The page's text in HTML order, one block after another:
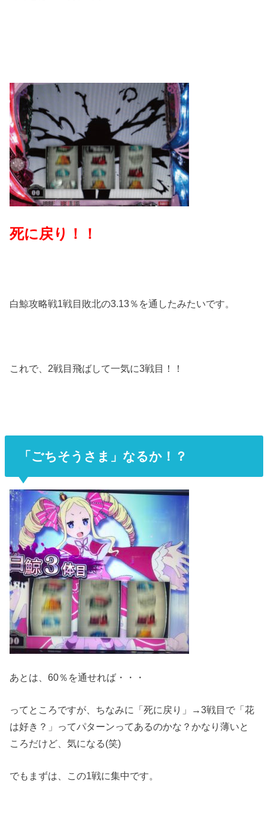
死に戻り！！
白鯨攻略戦1戦目敗北の3.13％を通したみたいです。
これで、2戦目飛ばして一気に3戦目！！
「ごちそうさま」なるか！？
あとは、60％を通せれば・・・
ってところですが、ちなみに「死に戻り」→3戦目で「花
は好き？」ってパターンってあるのかな？かなり薄いと
ころだけど、気になる(笑)
でもまずは、この1戦に集中です。